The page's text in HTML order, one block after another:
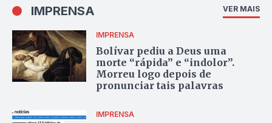
IMPRENSA VER MAIS
IMPRENSA
Bolívar pediu a Deus uma
morte “rápida” e “indolor”.
Morreu logo depois de
pronunciar tais palavras
IMPRENSA